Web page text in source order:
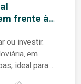
frente à
ou investir.
em
ideal para